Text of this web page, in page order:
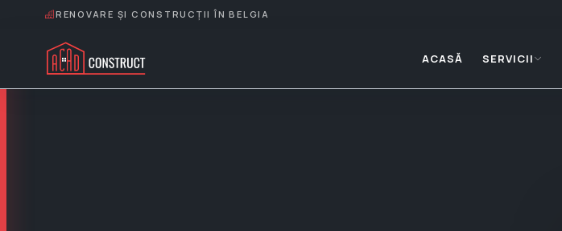
RENOVARE ȘI CONSTRUCȚII ÎN BELGIA
ACASĂ SERVICII